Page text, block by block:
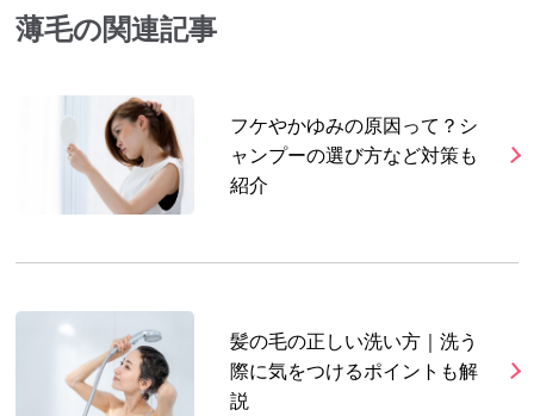
薄毛の関連記事
フケやかゆみの原因って？シ
ャンプーの選び方など対策も
紹介
髪の毛の正しい洗い方｜洗う
際に気をつけるポイントも解
説